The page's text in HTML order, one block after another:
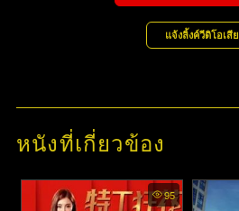
แจ้งลิ้งค์วีดิโอเสีย
หนังที่เกี่ยวข้อง
95